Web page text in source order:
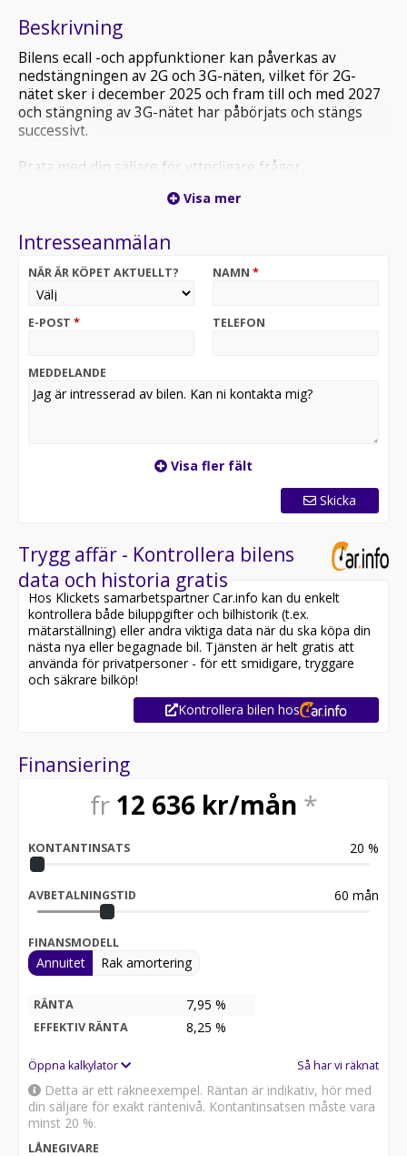
Beskrivning
Bilens ecall -och appfunktioner kan påverkas av
nedstängningen av 2G och 3G-näten, vilket för 2G-
nätet sker i december 2025 och fram till och med 2027
och stängning av 3G-nätet har påbörjats och stängs
successivt.
Prata med din säljare för ytterligare frågor.
Visa mer
Intresseanmälan
NÄR ÄR KÖPET AKTUELLT? NAMN *
E-POST * TELEFON
MEDDELANDE
Visa fler fält
Skicka
Trygg affär - Kontrollera bilens
data och historia gratis
Hos Klickets samarbetspartner Car.info kan du enkelt
kontrollera både biluppgifter och bilhistorik (t.ex.
mätarställning) eller andra viktiga data när du ska köpa din
nästa nya eller begagnade bil. Tjänsten är helt gratis att
använda för privatpersoner - för ett smidigare, tryggare
och säkrare bilköp!
Kontrollera bilen hos
Finansiering
fr 12 636 kr/mån *
KONTANTINSATS 20 %
AVBETALNINGSTID 60 mån
FINANSMODELL
Annuitet Rak amortering
RÄNTA 7,95 %
EFFEKTIV RÄNTA 8,25 %
Öppna kalkylator Så har vi räknat
Detta är ett räkneexempel. Räntan är indikativ, hör med
din säljare för exakt räntenivå. Kontantinsatsen måste vara
minst 20 %.
LÅNEGIVARE